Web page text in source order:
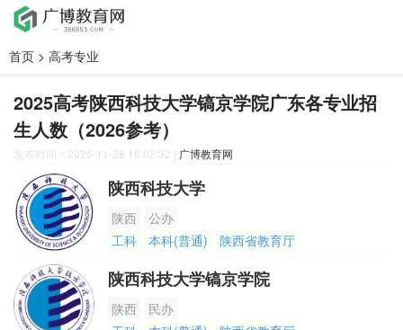
首页 > 高考专业
2025高考陕西科技大学镐京学院广东各专业招
生人数（2026参考）
发布时间：2025-11-28 18:02:32 | 广博教育网
陕西科技大学
陕西
公办
工科
本科(普通) 陕西省教育厅
陕西科技大学镐京学院
陕西
民办